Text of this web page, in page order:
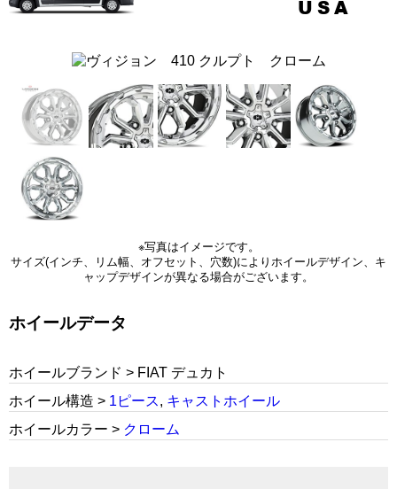
※写真はイメージです。
サイズ(インチ、リム幅、オフセット、穴数)によりホイールデザイン、キ
ャップデザインが異なる場合がございます。
ホイールデータ
ホイールブランド > FIAT デュカト
ホイール構造 > 1ピース, キャストホイール
ホイールカラー > クローム